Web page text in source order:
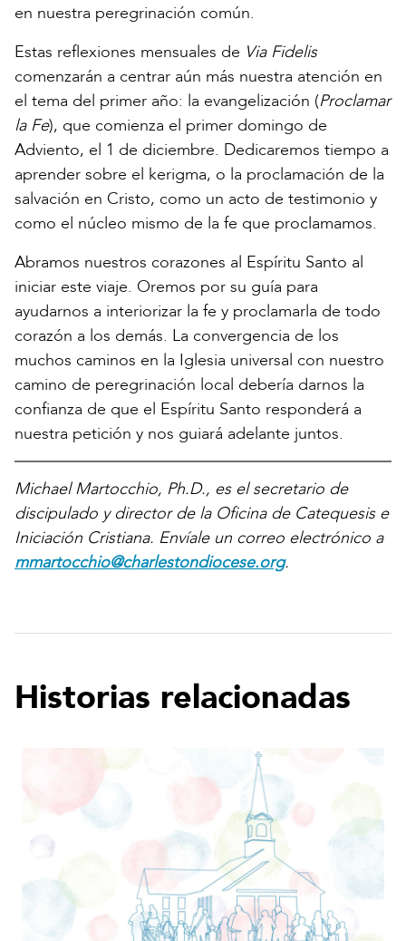
en nuestra peregrinación común.
Estas reflexiones mensuales de Via Fidelis
comenzarán a centrar aún más nuestra atención en
el tema del primer año: la evangelización (Proclamar
la Fe), que comienza el primer domingo de
Adviento, el 1 de diciembre. Dedicaremos tiempo a
aprender sobre el kerigma, o la proclamación de la
salvación en Cristo, como un acto de testimonio y
como el núcleo mismo de la fe que proclamamos.
Abramos nuestros corazones al Espíritu Santo al
iniciar este viaje. Oremos por su guía para
ayudarnos a interiorizar la fe y proclamarla de todo
corazón a los demás. La convergencia de los
muchos caminos en la Iglesia universal con nuestro
camino de peregrinación local debería darnos la
confianza de que el Espíritu Santo responderá a
nuestra petición y nos guiará adelante juntos.
Michael Martocchio, Ph.D., es el secretario de
discipulado y director de la Oficina de Catequesis e
Iniciación Cristiana. Envíale un correo electrónico a
mmartocchio@charlestondiocese.org.
Historias relacionadas